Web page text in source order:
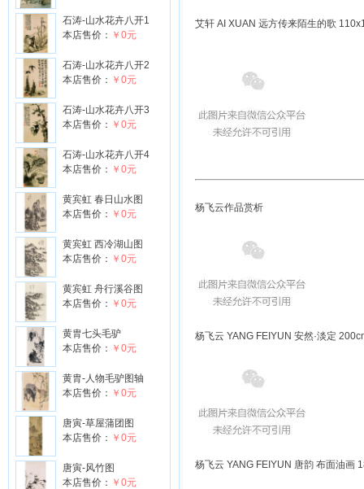
石涛-山水花卉八开1
本店售价： ￥0元
石涛-山水花卉八开2
本店售价： ￥0元
石涛-山水花卉八开3
本店售价： ￥0元
石涛-山水花卉八开4
本店售价： ￥0元
黄宾虹 春日山水图
本店售价： ￥0元
黄宾虹 西冷湖山图
本店售价： ￥0元
黄宾虹 舟行溪谷图
本店售价： ￥0元
黄胄七头毛驴
本店售价： ￥0元
黄胄-人物毛驴图轴
本店售价： ￥0元
唐寅-草屋蒲团图
本店售价： ￥0元
唐寅-风竹图
本店售价： ￥0元
艾轩 AI XUAN 远方传来陌生的歌
杨飞云作品赏析
杨飞云 YANG FEIYUN 安然·淡定
杨飞云 YANG FEIYUN 唐韵 布面油画